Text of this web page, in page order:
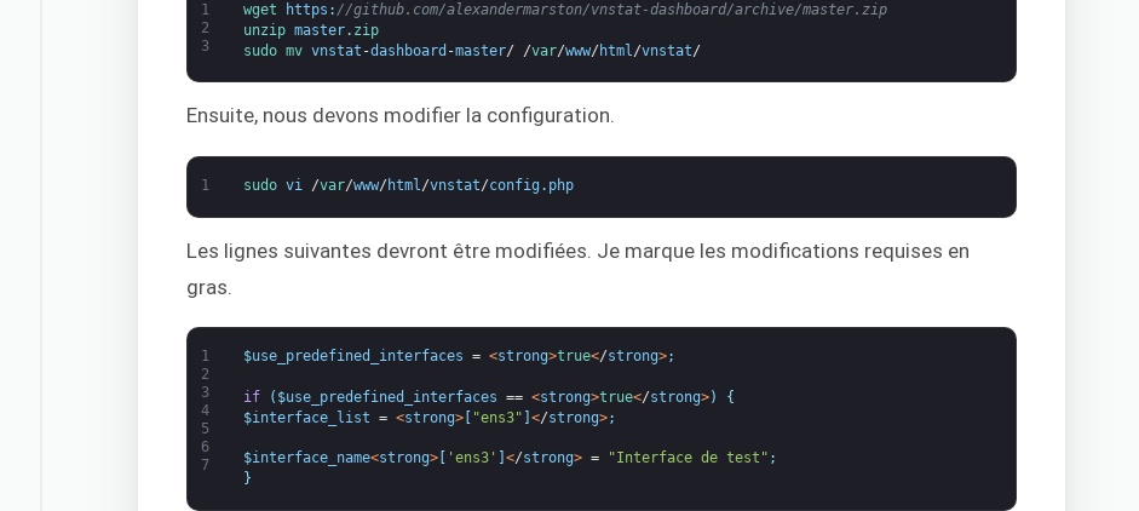
1
2
3
wget https : //github.com/alexandermarston/vnstat-dashboard/archive/master.zip
unzip master. zip
sudo mv vnstat -dashboard -master/ /var/www/ html/vnstat/
Ensuite, nous devons modifier la configuration.
1 sudo vi /var/www/ html /vnstat/config . php
Les lignes suivantes devront être modifiées. Je marque les modifications requises en
gras.
1
2
3
4
5
6
7
$use_predefined_interfaces = <strong>true</strong>;
if ( $use_predefined_interfaces == <strong>true</strong>)
{
$interface_list = <strong>[ "ens3" ] </strong>;
$interface_name<strong>[ 'ens3' </strong> = "Interface de test" ;
}